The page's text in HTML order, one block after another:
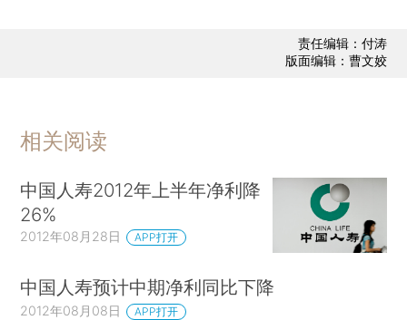
责任编辑：付涛
版面编辑：曹文姣
相关阅读
中国人寿2012年上半年净利降
26%
2012年08月28日 APP打开
中国人寿预计中期净利同比下降
2012年08月08日 APP打开